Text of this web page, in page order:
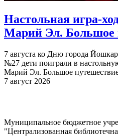
Настольная игра-
Марий Эл. Большое
7 августа ко Дню города
№27 дети поиграли в
Марий Эл. Большое
7 август 2026
Муниципальное бюджетное
"Централизованная